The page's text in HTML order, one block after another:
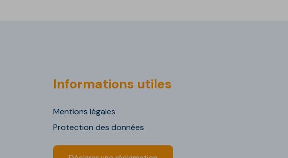
Informations utiles
Mentions légales
Protection des données